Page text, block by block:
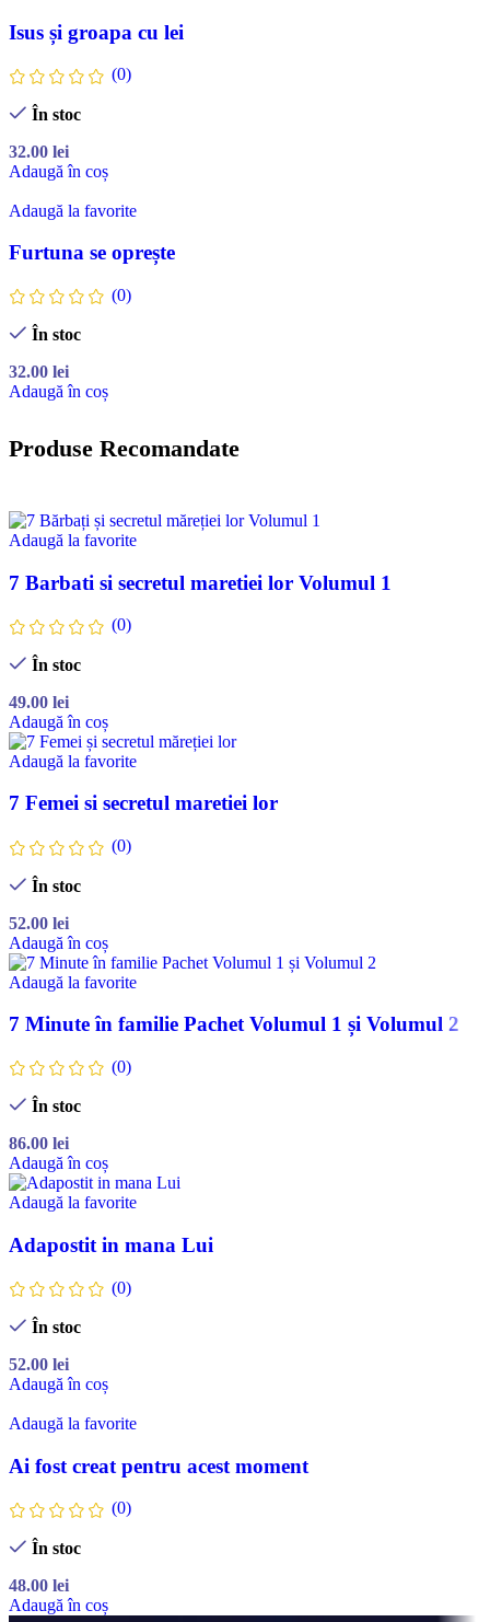
Isus și groapa cu lei
(0)
În stoc
32.00 lei
Adaugă în coș
Adaugă la favorite
Furtuna se oprește
(0)
În stoc
32.00 lei
Adaugă în coș
Produse Recomandate
Adaugă la favorite
7 Barbati si secretul maretiei lor Volumul 1
(0)
În stoc
49.00 lei
Adaugă în coș
Adaugă la favorite
7 Femei si secretul maretiei lor
(0)
În stoc
52.00 lei
Adaugă în coș
Adaugă la favorite
7 Minute în familie Pachet Volumul 1 și Volumul 2
(0)
În stoc
86.00 lei
Adaugă în coș
Adaugă la favorite
Adapostit in mana Lui
(0)
În stoc
52.00 lei
Adaugă în coș
Adaugă la favorite
Ai fost creat pentru acest moment
(0)
În stoc
48.00 lei
Adaugă în coș